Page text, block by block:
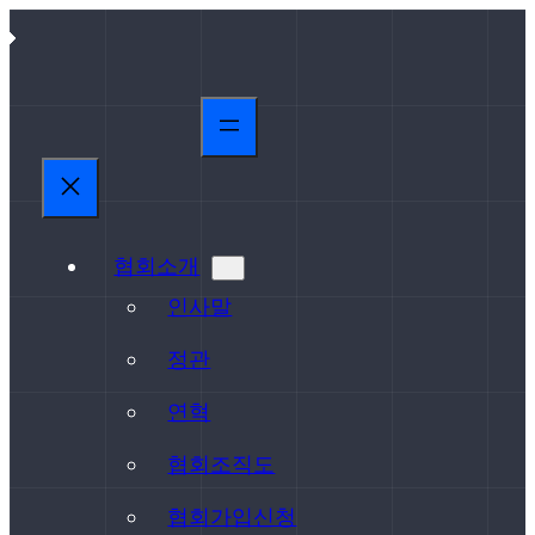
텐
협회소개
인사말
정관
연혁
협회조직도
협회가입신청